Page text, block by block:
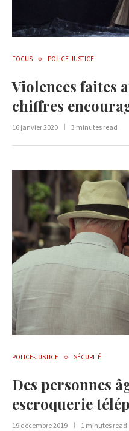
FOCUS POLICE-JUSTICE
Violences faites
chiffres
16 janvier 2020 3 minutes read
POLICE-JUSTICE SÉCURITÉ
Des personnes
escroquerie
19 décembre 2019 1 minutes read